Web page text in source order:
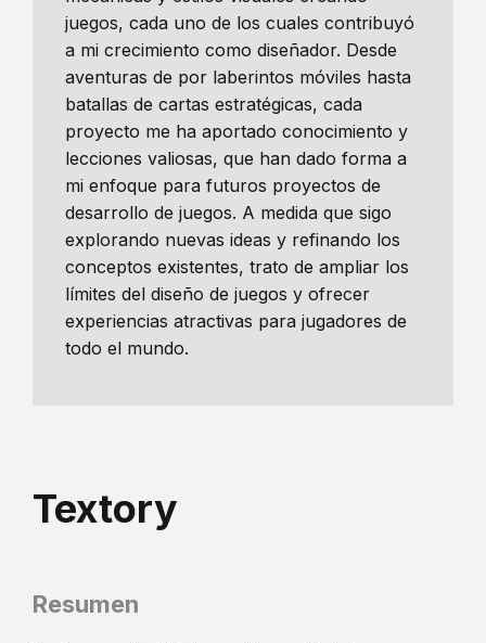
juegos, cada uno de los cuales contribuyó
a mi crecimiento como diseñador. Desde
aventuras de por laberintos móviles hasta
batallas de cartas estratégicas, cada
proyecto me ha aportado conocimiento y
lecciones valiosas, que han dado forma a
mi enfoque para futuros proyectos de
desarrollo de juegos. A medida que sigo
explorando nuevas ideas y refinando los
conceptos existentes, trato de ampliar los
límites del diseño de juegos y ofrecer
experiencias atractivas para jugadores de
todo el mundo.
Textory
Resumen